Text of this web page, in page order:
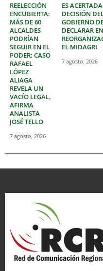
REELECCIÓN
ENCUBIERTA:
MÁS DE 60
ALCALDES
PODRÍAN
SEGUIR EN EL
PODER; CASO
RAFAEL
LÓPEZ
ALIAGA
REVELA UN
VACÍO LEGAL,
AFIRMA
ANALISTA
JOSÉ TELLO
7 agosto, 2026
ES ACERTADA
DECISIÓN
GOBIERNO
DECLARAR EN
EL MIDAGRI
7 agosto, 2026